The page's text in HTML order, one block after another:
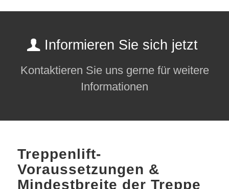
Informieren Sie sich jetzt
Kontaktieren Sie uns gerne für weitere
Informationen
Treppenlift-
Voraussetzungen &
Mindestbreite der Treppe